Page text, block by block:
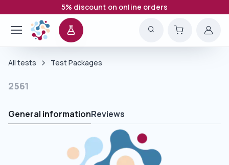
5% discount on online orders
All tests Test Packages
2561
General informationReviews